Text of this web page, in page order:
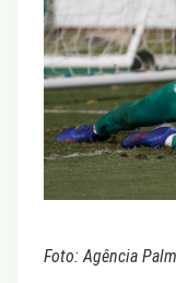
Foto: Agência